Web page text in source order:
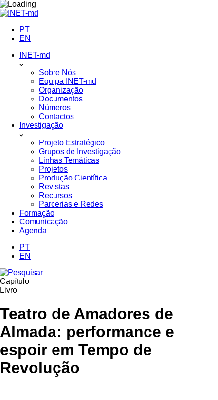
Skip
to
PT
EN
INET-md
Sobre Nós
Equipa INET-md
Organização
Documentos
Números
Contactos
Investigação
Projeto Estratégico
Grupos de Investigação
Linhas Temáticas
Projetos
Produção Científica
Revistas
Recursos
Parcerias e Redes
Formação
Comunicação
Agenda
PT
EN
Capítulo
Livro
Teatro de Amadores de
Almada: performance e
espoir em Tempo de
Revolução